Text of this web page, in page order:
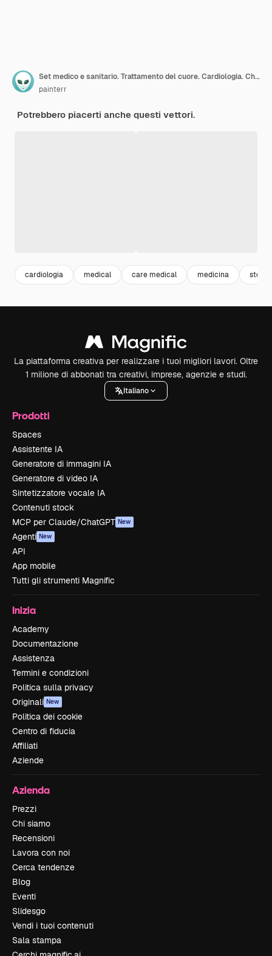
Set medico e sanitario. Trattamento del cuore. Cardiologia. Chirurgia. Terapia medica. Illustrazioni moderne. Banner orizzontali.
painterr
Potrebbero piacerti anche questi vettori.
cardiologia medical care medical medicina
La piattaforma creativa per realizzare i tuoi migliori lavori. Oltre
1 milione di abbonati tra creativi, imprese, agenzie e studi.
Italiano
Prodotti
Spaces
Assistente IA
Generatore di immagini IA
Generatore di video IA
Sintetizzatore vocale IA
Contenuti stock
MCP per Claude/ChatGPT New
Agenti New
API
App mobile
Tutti gli strumenti Magnific
Inizia
Academy
Documentazione
Assistenza
Termini e condizioni
Politica sulla privacy
Originali New
Politica dei cookie
Centro di fiducia
Affiliati
Aziende
Azienda
Prezzi
Chi siamo
Recensioni
Lavora con noi
Cerca tendenze
Blog
Eventi
Slidesgo
Vendi i tuoi contenuti
Sala stampa